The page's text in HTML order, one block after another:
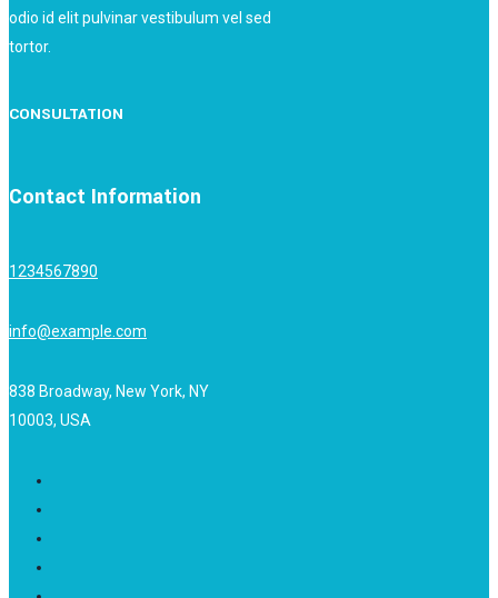
odio id elit pulvinar vestibulum vel sed
tortor.
CONSULTATION
Contact Information
1234567890
info@example.com
838 Broadway, New York, NY
10003, USA